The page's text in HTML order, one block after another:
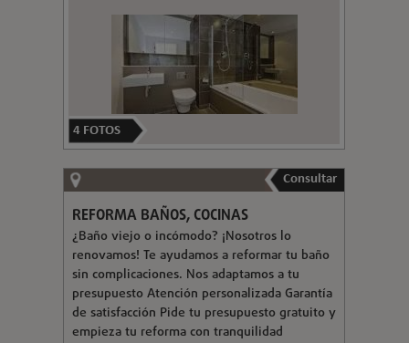
4 FOTOS
Consultar
REFORMA BAÑOS, COCINAS
¿Baño viejo o incómodo? ¡Nosotros lo
renovamos! Te ayudamos a reformar tu baño
sin complicaciones. Nos adaptamos a tu
presupuesto Atención personalizada Garantía
de satisfacción Pide tu presupuesto gratuito y
empieza tu reforma con tranquilidad